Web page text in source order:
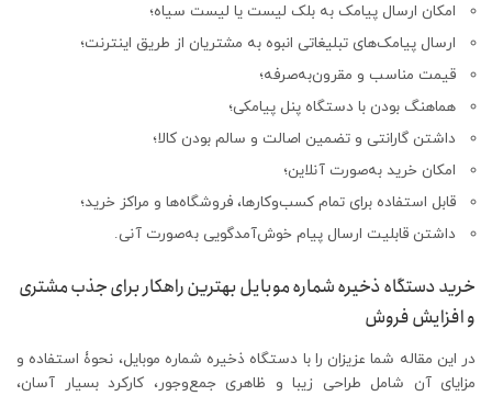
امکان ارسال پیامک به بلک لیست یا لیست سیاه؛
ارسال پیامک‌های تبلیغاتی انبوه به مشتریان از طریق اینترنت؛
قیمت مناسب و مقرون‌به‌صرفه؛
هماهنگ بودن با دستگاه پنل پیامکی؛
داشتن گارانتی و تضمین اصالت و سالم بودن کالا؛
امکان خرید به‌صورت آنلاین؛
قابل استفاده برای تمام کسب‌وکارها، فروشگاه‌ها و مراکز خرید؛
داشتن قابلیت ارسال پیام خوش‌آمدگویی به‌صورت آنی.
خرید دستگاه ذخیره شماره موبایل بهترین راهکار برای جذب مشتری
و افزایش فروش
در این مقاله شما عزیزان را با دستگاه ذخیره شماره موبایل، نحوۀ استفاده و
مزایای آن شامل طراحی زیبا و ظاهری جمع‌وجور، کارکرد بسیار آسان،